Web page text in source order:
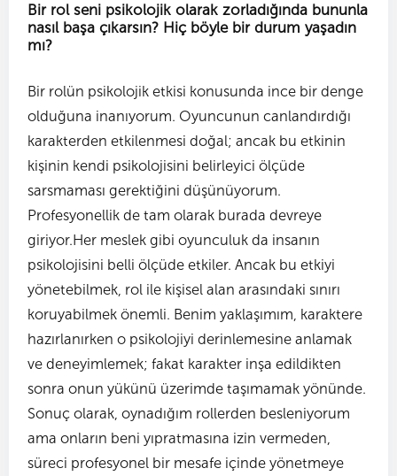
Bir rol seni psikolojik olarak zorladığında bununla
nasıl başa çıkarsın? Hiç böyle bir durum yaşadın
mı?
Bir rolün psikolojik etkisi konusunda ince bir denge
olduğuna inanıyorum. Oyuncunun canlandırdığı
karakterden etkilenmesi doğal; ancak bu etkinin
kişinin kendi psikolojisini belirleyici ölçüde
sarsmaması gerektiğini düşünüyorum.
Profesyonellik de tam olarak burada devreye
giriyor.Her meslek gibi oyunculuk da insanın
psikolojisini belli ölçüde etkiler. Ancak bu etkiyi
yönetebilmek, rol ile kişisel alan arasındaki sınırı
koruyabilmek önemli. Benim yaklaşımım, karaktere
hazırlanırken o psikolojiyi derinlemesine anlamak
ve deneyimlemek; fakat karakter inşa edildikten
sonra onun yükünü üzerimde taşımamak yönünde.
Sonuç olarak, oynadığım rollerden besleniyorum
ama onların beni yıpratmasına izin vermeden,
süreci profesyonel bir mesafe içinde yönetmeye